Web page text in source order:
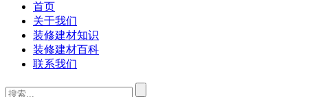
首页
关于我们
装修建材知识
装修建材百科
联系我们